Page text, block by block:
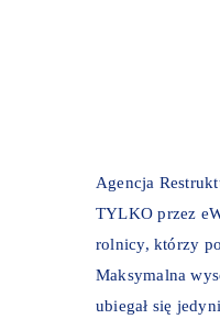
Agencja
TYLKO przez
rolnicy, którzy
Maksymalna
ubiegał się